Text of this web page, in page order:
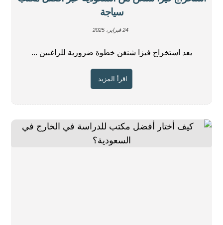
سياجة
24 فبراير، 2025
يعد استخراج فيزا شنغن خطوة ضرورية للراغبين ...
اقرأ المزيد